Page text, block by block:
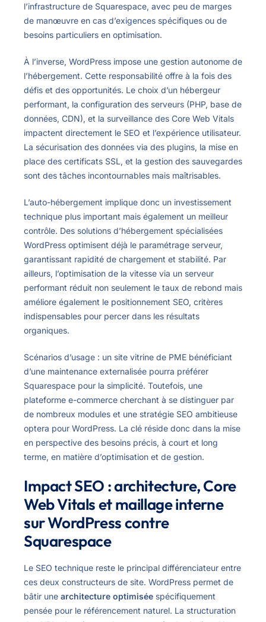
l’infrastructure de Squarespace, avec peu de marges
de manœuvre en cas d’exigences spécifiques ou de
besoins particuliers en optimisation.
À l’inverse, WordPress impose une gestion autonome de
l’hébergement. Cette responsabilité offre à la fois des
défis et des opportunités. Le choix d’un hébergeur
performant, la configuration des serveurs (PHP, base de
données, CDN), et la surveillance des Core Web Vitals
impactent directement le SEO et l’expérience utilisateur.
La sécurisation des données via des plugins, la mise en
place des certificats SSL, et la gestion des sauvegardes
sont des tâches incontournables mais maîtrisables.
L’auto-hébergement implique donc un investissement
technique plus important mais également un meilleur
contrôle. Des solutions d’hébergement spécialisées
WordPress optimisent déjà le paramétrage serveur,
garantissant rapidité de chargement et stabilité. Par
ailleurs, l’optimisation de la vitesse via un serveur
performant réduit non seulement le taux de rebond mais
améliore également le positionnement SEO, critères
indispensables pour percer dans les résultats
organiques.
Scénarios d’usage : un site vitrine de PME bénéficiant
d’une maintenance externalisée pourra préférer
Squarespace pour la simplicité. Toutefois, une
plateforme e-commerce cherchant à se distinguer par
de nombreux modules et une stratégie SEO ambitieuse
optera pour WordPress. La clé réside donc dans la mise
en perspective des besoins précis, à court et long
terme, en matière d’optimisation et de gestion.
Impact SEO : architecture, Core
Web Vitals et maillage interne
sur WordPress contre
Squarespace
Le SEO technique reste le principal différenciateur entre
ces deux constructeurs de site. WordPress permet de
bâtir une architecture optimisée spécifiquement
pensée pour le référencement naturel. La structuration